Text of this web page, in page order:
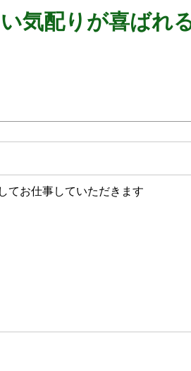
配りが喜ばれ
てお仕事していただきます